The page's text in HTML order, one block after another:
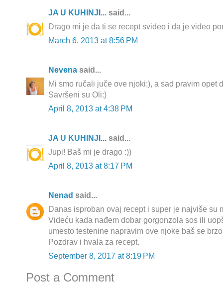
JA U KUHINJI... said...
Drago mi je da ti se recept svideo i da je video
March 6, 2013 at 8:56 PM
Nevena said...
Mi smo ručali juče ove njoki;), a sad pravim opet
Savršeni su Oli:)
April 8, 2013 at 4:38 PM
JA U KUHINJI... said...
Jupi! Baš mi je drago :))
April 8, 2013 at 8:17 PM
Nenad said...
Danas isproban ovaj recept i super je najviše su
Videću kada nađem dobar gorgonzola sos ili
umesto testenine napravim ove njoke baš se
Pozdrav i hvala za recept.
September 8, 2017 at 8:19 PM
Post a Comment